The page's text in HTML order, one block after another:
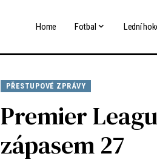
Home Fotbal Lední
PŘESTUPOVÉ ZPRÁVY
Premier
zápasem 27